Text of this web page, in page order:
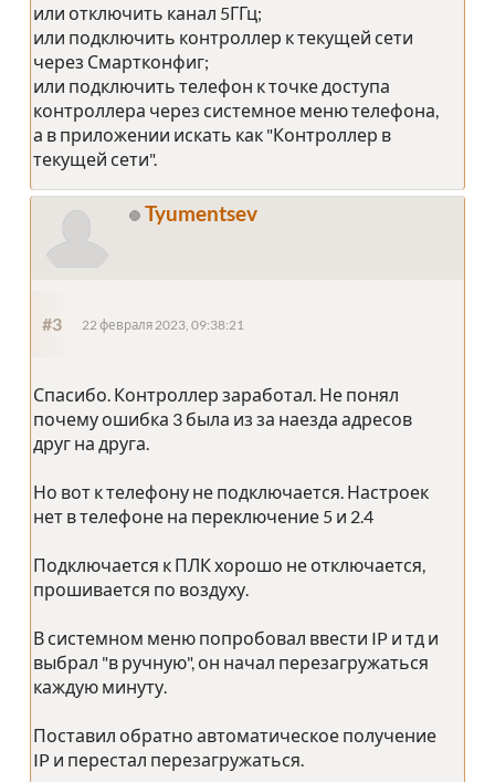
или отключить канал 5ГГц;
или подключить контроллер к текущей сети
через Смартконфиг;
или подключить телефон к точке доступа
контроллера через системное меню телефона,
а в приложении искать как "Контроллер в
текущей сети".
Tyumentsev
#3 22 февраля 2023, 09:38:21
Спасибо. Контроллер заработал. Не понял
почему ошибка 3 была из за наезда адресов
друг на друга.
Но вот к телефону не подключается. Настроек
нет в телефоне на переключение 5 и 2.4
Подключается к ПЛК хорошо не отключается,
прошивается по воздуху.
В системном меню попробовал ввести IP и тд и
выбрал "в ручную", он начал перезагружаться
каждую минуту.
Поставил обратно автоматическое получение
IP и перестал перезагружаться.